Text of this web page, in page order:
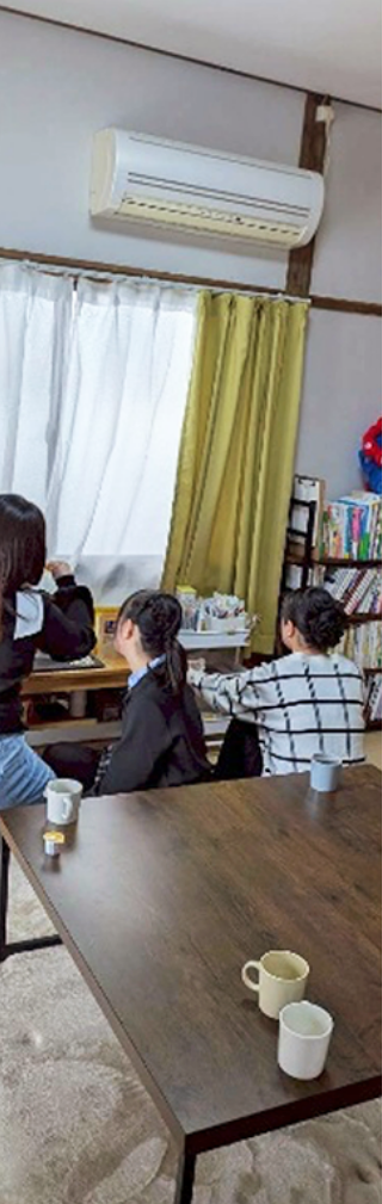
バー5名とスタッフ2名が集まりました。 「暑い～
溶けそうだよ。」と言っているメンバーたち。タ
マリバも冷房解禁です。